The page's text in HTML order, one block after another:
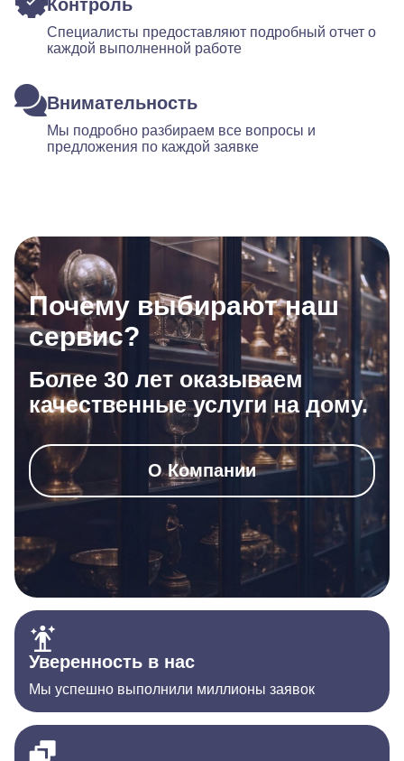
Контроль
Специалисты предоставляют подробный отчет о
каждой выполненной работе
Внимательность
Мы подробно разбираем все вопросы и
предложения по каждой заявке
Почему выбирают наш
сервис?
Более 30 лет оказываем
качественные услуги на дому.
О Компании
Уверенность в нас
Мы успешно выполнили миллионы заявок